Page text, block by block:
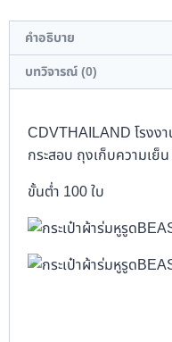
คำอธิบาย
บทวิจารณ์ (0)
CDVTHAILAND โรงง
กระสอบ ถุงเก็บความเย็
ขั้นต่ำ 100 ใบ